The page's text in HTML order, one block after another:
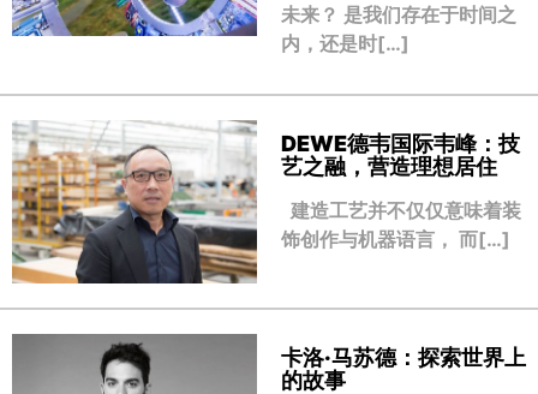
未来？ 是我们存在于时间之
内，还是时[…]
DEWE德韦国际韦峰：技
艺之融，营造理想居住
建造工艺并不仅仅意味着装
饰创作与机器语言， 而[…]
卡洛·马苏德：探索世界上
的故事